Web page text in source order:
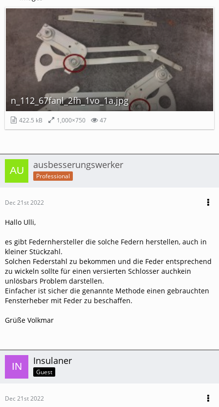
n_112_67fanl_2fh_1vo_1a.jpg
422.5 kB 1,000×750 47
ausbesserungswerker
Professional
Dec 21st 2022
Hallo Ulli,
es gibt Federnhersteller die solche Federn herstellen, auch in
kleiner Stückzahl.
Solchen Federstahl zu bekommen und die Feder entsprechend
zu wickeln sollte für einen versierten Schlosser auchkein
unlösbars Problem darstellen.
Einfacher ist sicher die genannte Methode einen gebrauchten
Fensterheber mit Feder zu beschaffen.
Grüße Volkmar
Insulaner
Guest
Dec 21st 2022